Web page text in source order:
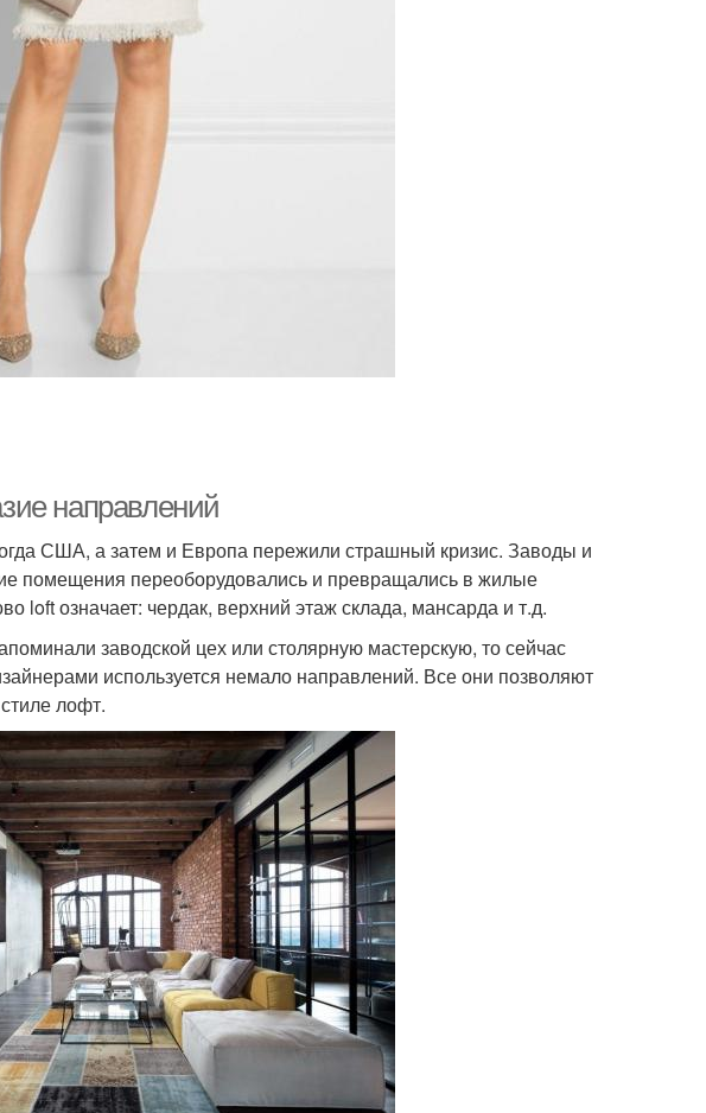
направлений
США, а затем и Европа пережили страшный кризис. Заводы и
помещения переоборудовались и превращались в жилые
loft означает: чердак, верхний этаж склада, мансарда и т.д.
заводской цех или столярную мастерскую, то сейчас
используется немало направлений. Все они позволяют
лофт.